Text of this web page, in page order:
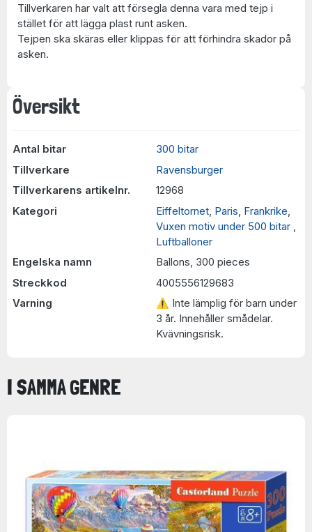
Översikt
Antal bitar
300 bitar
Tillverkare
Ravensburger
Tillverkarens artikelnr.
12968
Kategori
Eiffeltornet Paris Frankrike
Vuxen motiv under 500 bitar
Luftballoner
Engelska namn
Ballons, 300 pieces
Streckkod
4005556129683
Varning
⚠ Inte lämplig för barn under
3 år. Innehåller smådelar.
Kvävningsrisk.
Tillverkaren har valt att försegla denna vara med tejp i
stället för att lägga plast runt asken.
Tejpen ska skäras eller klippas för att förhindra skador på
asken.
I SAMMA GENRE